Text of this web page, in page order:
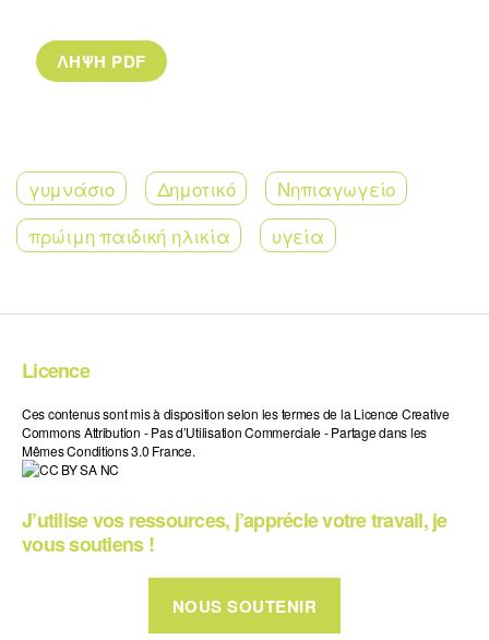
γυμνάσιο Δημοτικό
Νηπιαγωγείο
πρώιμη παιδική ηλικία
υγεία
Licence
Ces contenus sont mis à disposition selon les termes de la Licence Creative
Commons Attribution - Pas d’Utilisation Commerciale - Partage dans les
Mêmes Conditions 3.0 France.
J’utilise vos ressources, j’apprécie votre travail, je
vous soutiens !
NOUS SOUTENIR